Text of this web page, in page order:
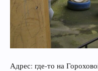
Адрес: где-то на